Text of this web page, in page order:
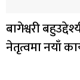
बागेश्वरी
नेतृत्वमा नयाँ